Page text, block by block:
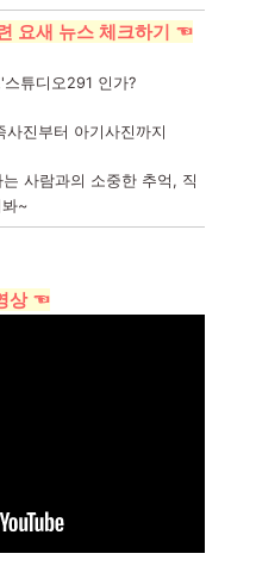
요새 뉴스 체크하기 ☜
튜디오291 인가?
사진부터 아기사진까지
사람과의 소중한 추억, 직
~
상 ☜